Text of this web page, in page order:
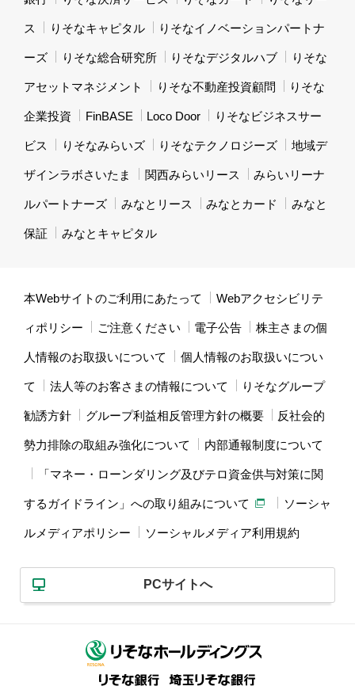
ス りそなキャピタル りそなイノベーションパートナ
ーズ りそな総合研究所 りそなデジタルハブ りそな
アセットマネジメント りそな不動産投資顧問 りそな
企業投資 FinBASE Loco Door りそなビジネスサー
ビス りそなみらいズ りそなテクノロジーズ 地域デ
ザインラボさいたま 関西みらいリース みらいリーナ
ルパートナーズ みなとリース みなとカード みなと
保証 みなとキャピタル
本Webサイトのご利用にあたって Webアクセシビリテ
ィポリシー ご注意ください 電子公告 株主さまの個
人情報のお取扱いについて 個人情報のお取扱いについ
て 法人等のお客さまの情報について りそなグループ
勧誘方針 グループ利益相反管理方針の概要 反社会的
勢力排除の取組み強化について 内部通報制度について
「マネー・ローンダリング及びテロ資金供与対策に関
するガイドライン」への取り組みについて ソーシャ
ルメディアポリシー ソーシャルメディア利用規約
PCサイトへ